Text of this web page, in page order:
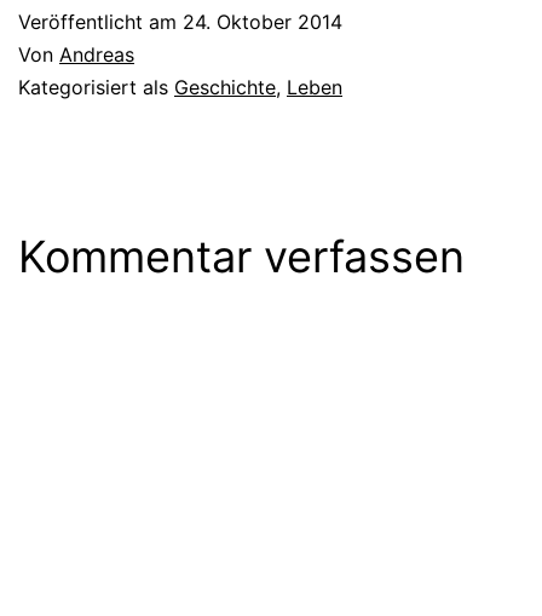
Veröffentlicht am 24. Oktober 2014
Von Andreas
Kategorisiert als Geschichte, Leben
Kommentar verfassen